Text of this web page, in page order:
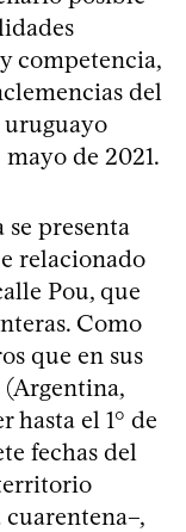
competencia,
del
de 2021.
se presenta
relacionado
Pou, que
Como
que en sus
(Argentina,
hasta el 1° de
fechas del